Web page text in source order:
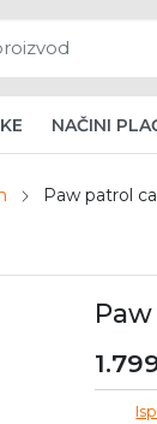
NAČINI
Paw patrol